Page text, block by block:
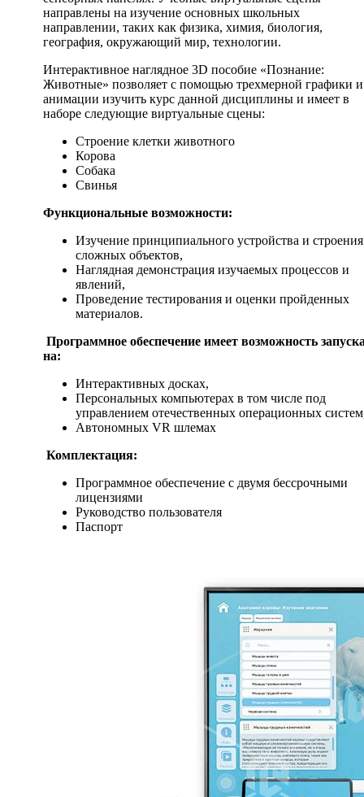
направлены на изучение основных школьных
направлении, таких как физика, химия, биология,
география, окружающий мир, технологии.
Интерактивное наглядное 3D пособие «Познание:
Животные» позволяет с помощью трехмерной графики и
анимации изучить курс данной дисциплины и имеет в
наборе следующие виртуальные сцены:
Строение клетки животного
Корова
Собака
Свинья
Функциональные возможности:
Изучение принципиального устройства и строения
сложных объектов,
Наглядная демонстрация изучаемых процессов и
явлений,
Проведение тестирования и оценки пройденных
материалов.
Программное обеспечение имеет возможность
на:
Интерактивных досках,
Персональных компьютерах в том числе под
управлением отечественных операционных
Автономных VR шлемах
Комплектация:
Программное обеспечение с двумя бессрочными
лицензиями
Руководство пользователя
Паспорт